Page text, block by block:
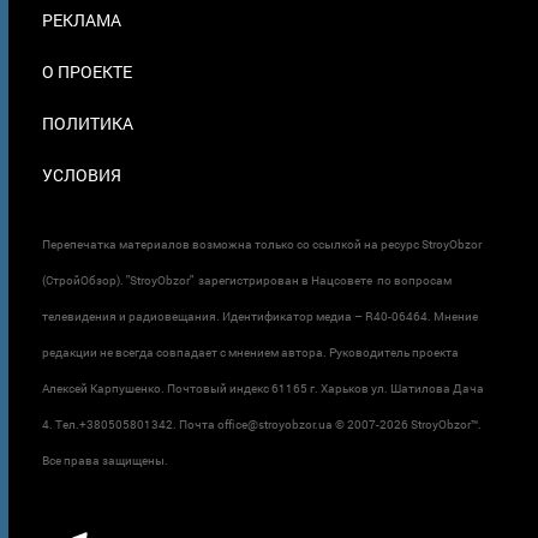
РЕКЛАМА
О ПРОЕКТЕ
ПОЛИТИКА
УСЛОВИЯ
Перепечатка материалов возможна только со ссылкой на ресурс StroyObzor
(СтройОбзор). "StroyObzor" зарегистрирован в Нацсовете по вопросам
телевидения и радиовещания. Идентификатор медиа – R40-06464. Мнение
редакции не всегда совпадает с мнением автора. Руководитель проекта
Алексей Карпушенко. Почтовый индекс 61165 г. Харьков ул. Шатилова Дача
4. Тел.+380505801342. Почта office@stroyobzor.ua © 2007-2026 StroyObzor™.
Все права защищены.